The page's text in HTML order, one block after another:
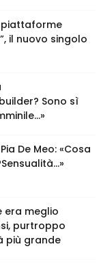
piattaforme
il nuovo singolo
Sono sì
De Meo: «Cosa
era meglio
purtroppo
più grande